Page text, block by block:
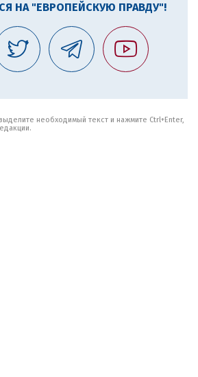
НА "ЕВРОПЕЙСКУЮ ПРАВДУ"!
необходимый текст и нажмите Ctrl+Enter,